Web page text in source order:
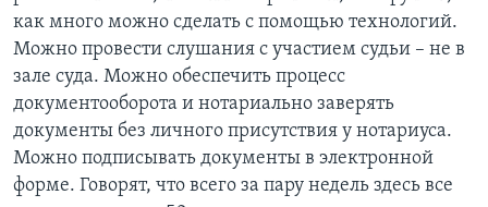
как много можно сделать с помощью технологий.
Можно провести слушания с участием судьи – не в
зале суда. Можно обеспечить процесс
документооборота и нотариально заверять
документы без личного присутствия у нотариуса.
Можно подписывать документы в электронной
форме. Говорят, что всего за пару недель здесь все